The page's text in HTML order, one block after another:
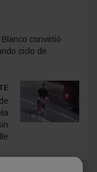
convirtió
ciclo de